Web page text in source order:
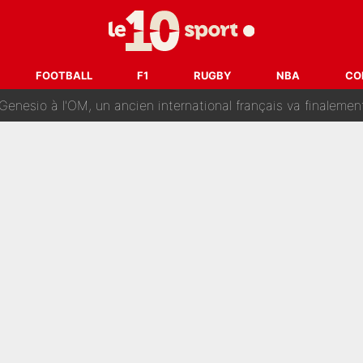
FOOTBALL F1 RUGBY NBA
: Nouveau sélectionneur des Bleus, Zinédine Zidane s’était imaginé
chroniqueur de L’EQUIPE du Soir : «Pendant un moment, je ne
à l'OM, un ancien international français va